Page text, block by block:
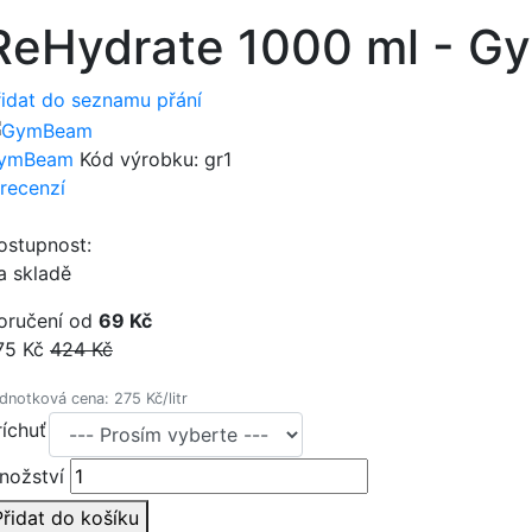
1000 ml -
do seznamu přání
Kód výrobku: gr1
skladě
od 69 Kč
Kč 424 Kč
cena: 275 Kč/litr
do košíku